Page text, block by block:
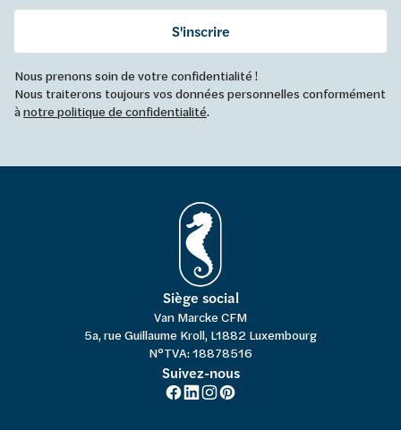
S'inscrire
Nous prenons soin de votre confidentialité !
Nous traiterons toujours vos données personnelles conformément
ànotre politique de confidentialité.
Siège social
Van Marcke CFM
5a, rue Guillaume Kroll, L1882 Luxembourg
N°TVA: 18878516
Suivez-nous